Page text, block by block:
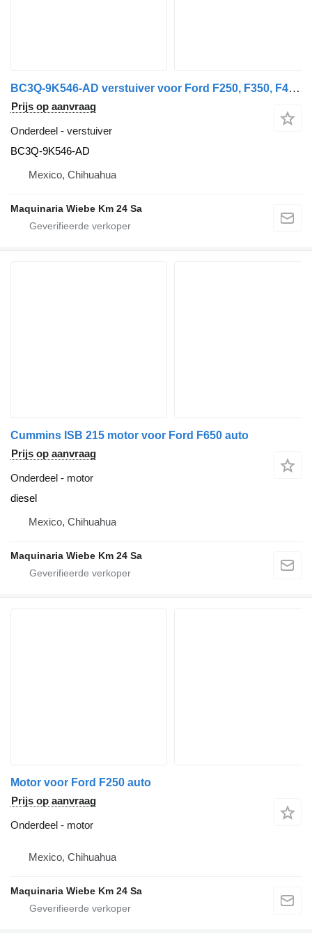
BC3Q-9K546-AD verstuiver voor Ford F250, F350, F450, F550 auto
Prijs op aanvraag
Onderdeel - verstuiver
BC3Q-9K546-AD
Mexico, Chihuahua
Maquinaria Wiebe Km 24 Sa
Cummins ISB 215 motor voor Ford F650 auto
Prijs op aanvraag
Onderdeel - motor
diesel
Mexico, Chihuahua
Maquinaria Wiebe Km 24 Sa
Motor voor Ford F250 auto
Prijs op aanvraag
Onderdeel - motor
Mexico, Chihuahua
Maquinaria Wiebe Km 24 Sa